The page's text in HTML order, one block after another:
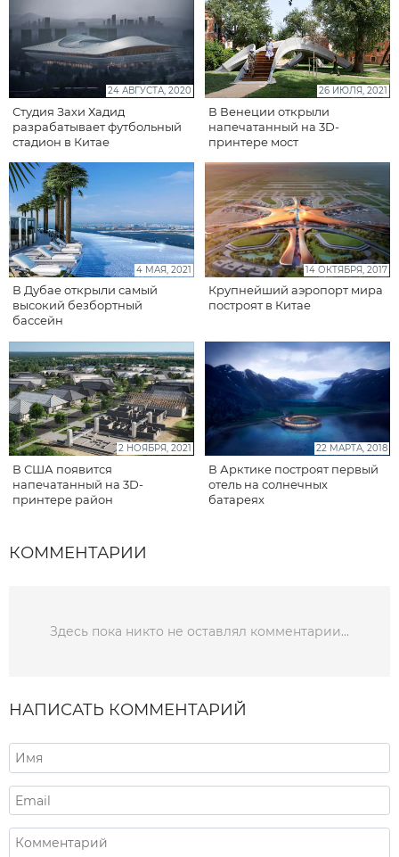
24 АВГУСТА, 2020
Студия Захи Хадид
разрабатывает футбольный
стадион в Китае
26 ИЮЛЯ, 2021
В Венеции открыли
напечатанный на 3D-
принтере мост
4 МАЯ, 2021
В Дубае открыли самый
высокий безбортный
бассейн
14 ОКТЯБРЯ, 2017
Крупнейший аэропорт мира
построят в Китае
2 НОЯБРЯ, 2021
В США появится
напечатанный на 3D-
принтере район
22 МАРТА, 2018
В Арктике построят первый
отель на солнечных
батареях
КОММЕНТАРИИ
Здесь пока никто не оставлял комментарии...
НАПИСАТЬ КОММЕНТАРИЙ